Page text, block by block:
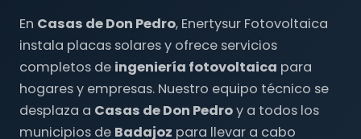
En Casas de Don Pedro, Enertysur Fotovoltaica
instala placas solares y ofrece servicios
completos de ingeniería fotovoltaica para
hogares y empresas. Nuestro equipo técnico se
desplaza a Casas de Don Pedroy a todos los
municipios de Badajoz para llevar a cabo